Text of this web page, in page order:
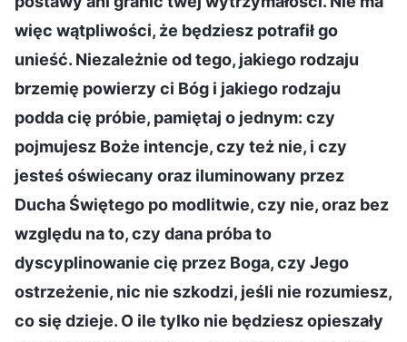
więc wątpliwości, że będziesz potrafił go
unieść. Niezależnie od tego, jakiego rodzaju
brzemię powierzy ci Bóg i jakiego rodzaju
podda cię próbie, pamiętaj o jednym: czy
pojmujesz Boże intencje, czy też nie, i czy
jesteś oświecany oraz iluminowany przez
Ducha Świętego po modlitwie, czy nie, oraz bez
względu na to, czy dana próba to
dyscyplinowanie cię przez Boga, czy Jego
ostrzeżenie, nic nie szkodzi, jeśli nie rozumiesz,
co się dzieje. O ile tylko nie będziesz opieszały